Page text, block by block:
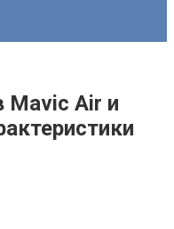
Mavic Air и